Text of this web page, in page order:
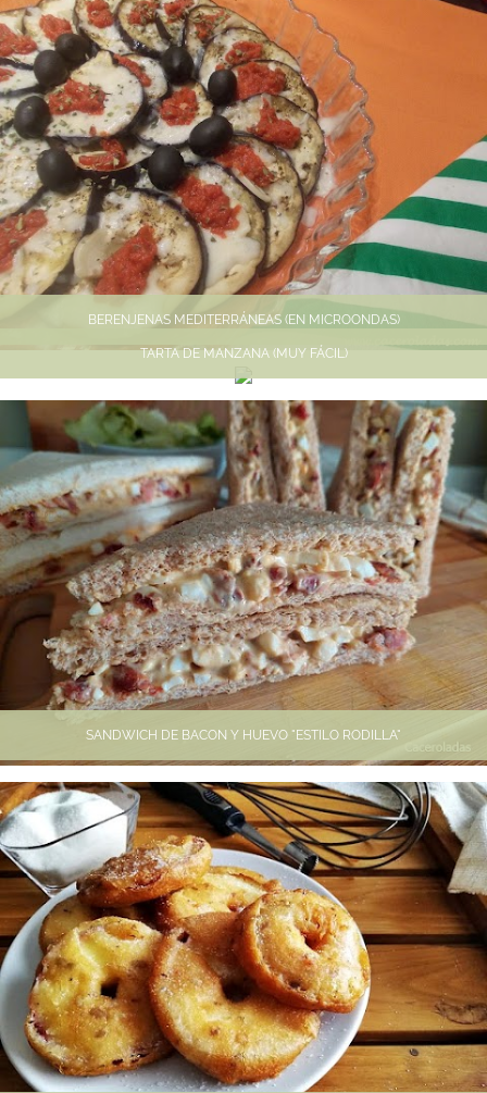
BERENJENAS MEDITERRÁNEAS (EN MICROONDAS)
TARTA DE MANZANA (MUY FÁCIL)
SANDWICH DE BACON Y HUEVO "ESTILO RODILLA"